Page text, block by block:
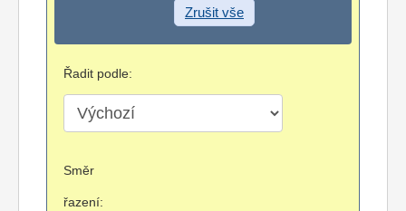
Zrušit vše
Řadit podle:
Směr
řazení: